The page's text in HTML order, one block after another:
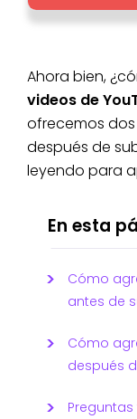
Ahora bien,
videos de
ofrecemos
después de
leyendo para
En esta
Cómo
antes de
Cómo
después